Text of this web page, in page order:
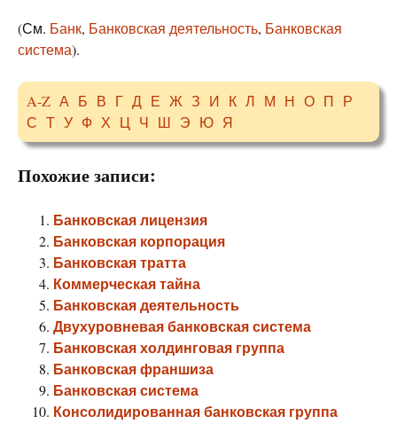
(См. Банк, Банковская деятельность, Банковская
система).
A-Z А Б В Г Д Е Ж З И К Л М Н О П Р
С Т У Ф Х Ц Ч Ш Э Ю Я
Похожие записи:
Банковская лицензия
Банковская корпорация
Банковская тратта
Коммерческая тайна
Банковская деятельность
Двухуровневая банковская система
Банковская холдинговая группа
Банковская франшиза
Банковская система
Консолидированная банковская группа